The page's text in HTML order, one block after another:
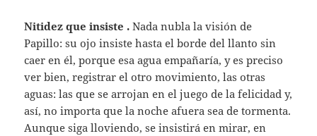
Nitidez que insiste .Nada nubla la visión de
Papillo: su ojo insiste hasta el borde del llanto sin
caer en él, porque esa agua empañaría, y es preciso
ver bien, registrar el otro movimiento, las otras
aguas: las que se arrojan en el juego de la felicidad y,
así, no importa que la noche afuera sea de tormenta.
Aunque siga lloviendo, se insistirá en mirar, en